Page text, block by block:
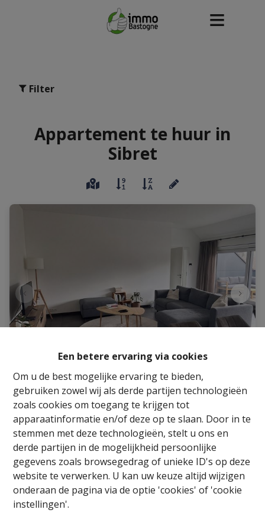
Een betere ervaring via cookies
Om u de best mogelijke ervaring te bieden,
gebruiken zowel wij als derde partijen technologieën
zoals cookies om toegang te krijgen tot
apparaatinformatie en/of deze op te slaan. Door in te
stemmen met deze technologieën, stelt u ons en
derde partijen in de mogelijkheid persoonlijke
gegevens zoals browsegedrag of unieke ID's op deze
website te verwerken. U kan uw keuze altijd wijzigen
onderaan de pagina via de optie 'cookies' of 'cookie
instellingen'.
Filter
Appartement te huur in
Sibret
Appartement
Rue du Centre 39 5, 6640 Sibret|Ref: 16249
€ 1.100 /maand
3 1 150 m²